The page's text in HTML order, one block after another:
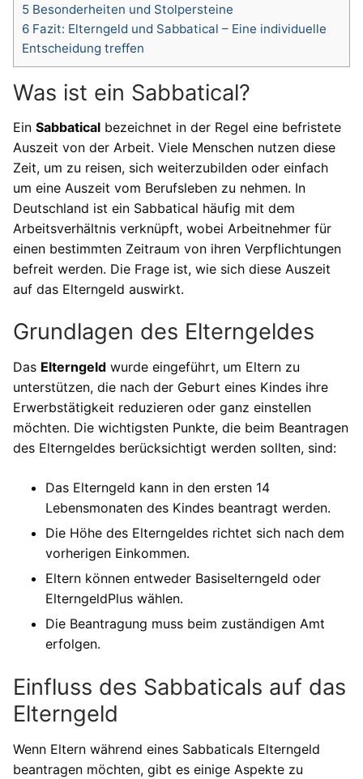
5 Besonderheiten und Stolpersteine
6 Fazit: Elterngeld und Sabbatical – Eine individuelle
Entscheidung treffen
Was ist ein Sabbatical?
Ein Sabbatical bezeichnet in der Regel eine befristete
Auszeit von der Arbeit. Viele Menschen nutzen diese
Zeit, um zu reisen, sich weiterzubilden oder einfach
um eine Auszeit vom Berufsleben zu nehmen. In
Deutschland ist ein Sabbatical häufig mit dem
Arbeitsverhältnis verknüpft, wobei Arbeitnehmer für
einen bestimmten Zeitraum von ihren Verpflichtungen
befreit werden. Die Frage ist, wie sich diese Auszeit
auf das Elterngeld auswirkt.
Grundlagen des Elterngeldes
Das Elterngeld wurde eingeführt, um Eltern zu
unterstützen, die nach der Geburt eines Kindes ihre
Erwerbstätigkeit reduzieren oder ganz einstellen
möchten. Die wichtigsten Punkte, die beim Beantragen
des Elterngeldes berücksichtigt werden sollten, sind:
Das Elterngeld kann in den ersten 14
Lebensmonaten des Kindes beantragt werden.
Die Höhe des Elterngeldes richtet sich nach dem
vorherigen Einkommen.
Eltern können entweder Basiselterngeld oder
ElterngeldPlus wählen.
Die Beantragung muss beim zuständigen Amt
erfolgen.
Einfluss des Sabbaticals auf das
Elterngeld
Wenn Eltern während eines Sabbaticals Elterngeld
beantragen möchten, gibt es einige Aspekte zu